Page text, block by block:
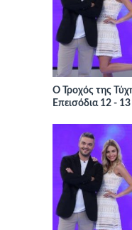
Ο Τροχός της
Επεισόδια 12 - 13